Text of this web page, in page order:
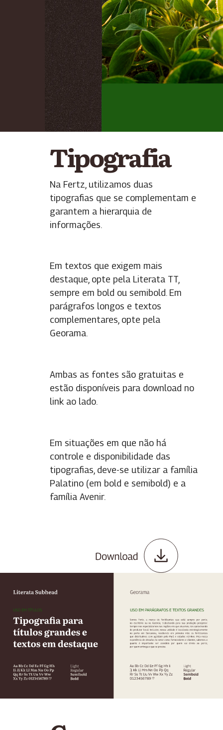
Tipografia
Na Fertz, utilizamos duas
tipografias que se complementam e
garantem a hierarquia de
informações.
Em textos que exigem mais
destaque, opte pela Literata TT,
sempre em bold ou semibold. Em
parágrafos longos e textos
complementares, opte pela
Georama.
Ambas as fontes são gratuitas e
estão disponíveis para download no
link ao lado.
Em situações em que não há
controle e disponibilidade das
tipografias, deve-se utilizar a família
Palatino (em bold e semibold) e a
família Avenir.